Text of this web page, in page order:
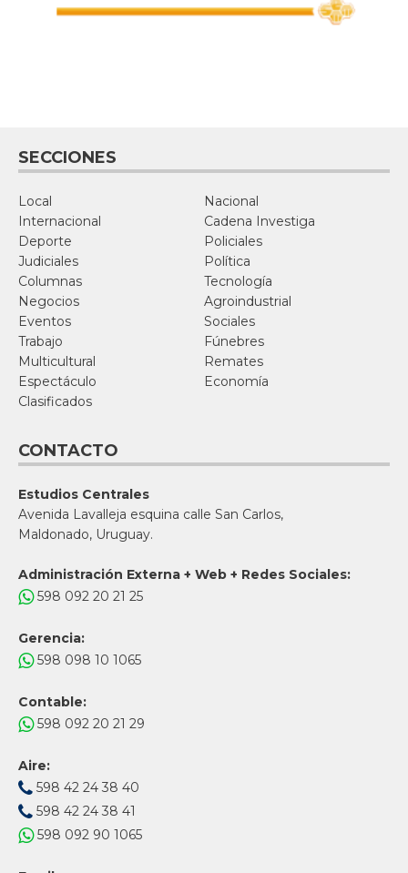
SECCIONES
Local
Nacional
Internacional
Cadena Investiga
Deporte
Policiales
Judiciales
Política
Columnas
Tecnología
Negocios
Agroindustrial
Eventos
Sociales
Trabajo
Fúnebres
Multicultural
Remates
Espectáculo
Economía
Clasificados
CONTACTO
Estudios Centrales
Avenida Lavalleja esquina calle San Carlos,
Maldonado, Uruguay.
Administración Externa + Web + Redes Sociales:
598 092 20 21 25
Gerencia:
598 098 10 1065
Contable:
598 092 20 21 29
Aire:
598 42 24 38 40
598 42 24 38 41
598 092 90 1065